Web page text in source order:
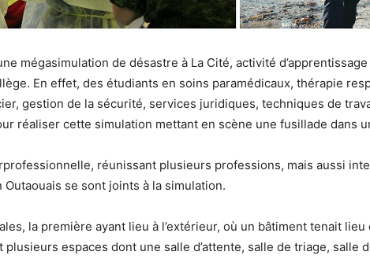
mégasimulation de désastre à La Cité, activité
En effet, des étudiants en soins paramédicaux, thérapie
gestion de la sécurité, services juridiques, techniques de
réaliser cette simulation mettant en scène une fusillade dans
réunissant plusieurs professions, mais aussi
se sont joints à la simulation.
la première ayant lieu à l’extérieur, où un bâtiment tenait
espaces dont une salle d’attente, salle de triage, salle